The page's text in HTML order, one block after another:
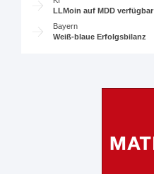
LLMoin auf MDD verfügbar
Bayern
Weiß-blaue Erfolgsbilanz